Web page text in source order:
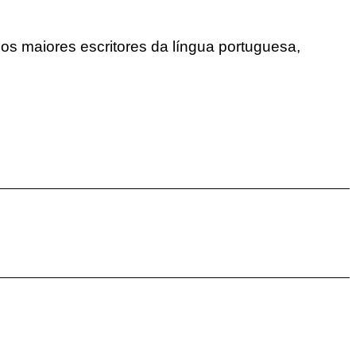
maiores escritores da língua portuguesa,